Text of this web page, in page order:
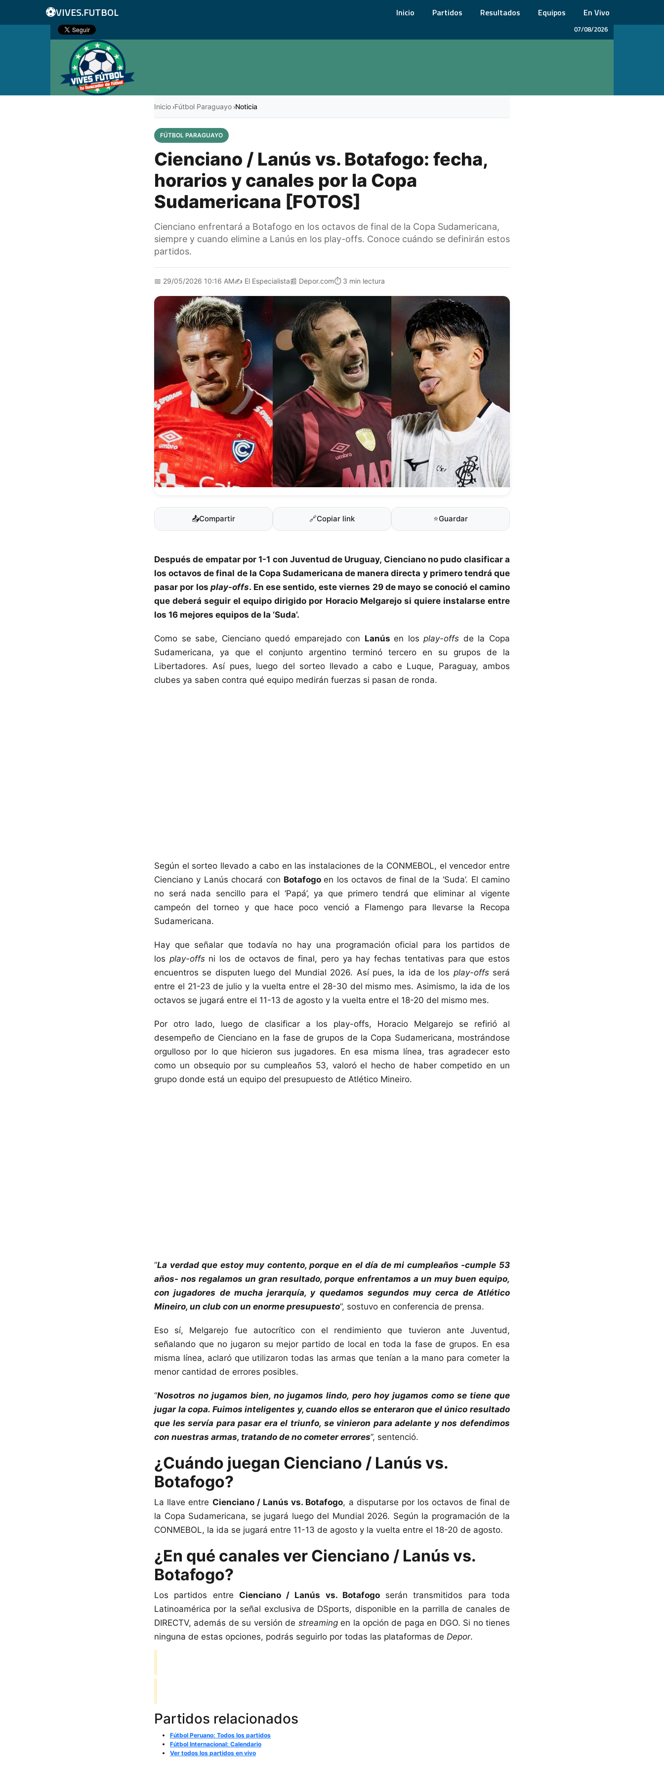
⚽VIVES.FUTBOL Inicio Partidos Resultados Equipos En Vivo
07/08/2026
Inicio ›Fútbol Paraguayo ›Noticia
FÚTBOL PARAGUAYO
Cienciano / Lanús vs. Botafogo: fecha,
horarios y canales por la Copa
Sudamericana [FOTOS]
Cienciano enfrentará a Botafogo en los octavos de final de la Copa Sudamericana,
siempre y cuando elimine a Lanús en los play-offs. Conoce cuándo se definirán estos
partidos.
📅 29/05/2026 10:16 AM✍️ El Especialista📰 Depor.com⏱️ 3 min lectura
📤Compartir 🔗Copiar link ⭐Guardar
Después de empatar por 1-1 con Juventud de Uruguay, Ciencianono pudo clasificar a
los octavos de final de la Copa Sudamericana de manera directa y primero tendrá que
pasar por losplay-offs. En ese sentido, este viernes 29 de mayo se conoció el camino
que deberá seguir el equipo dirigido por Horacio Melgarejo si quiere instalarse entre
los 16 mejores equipos de la ‘Suda’.
Como se sabe, Cienciano quedó emparejado con Lanúsen losplay-offs de la Copa
Sudamericana, ya que el conjunto argentino terminó tercero en su grupos de la
Libertadores. Así pues, luego del sorteo llevado a cabo e Luque, Paraguay, ambos
clubes ya saben contra qué equipo medirán fuerzas si pasan de ronda.
Según el sorteo llevado a cabo en las instalaciones de la CONMEBOL, el vencedor entre
Cienciano y Lanús chocará con Botafogoen los octavos de final de la ‘Suda’. El camino
no será nada sencillo para el ‘Papá’, ya que primero tendrá que eliminar al vigente
campeón del torneo y que hace poco venció a Flamengo para llevarse la Recopa
Sudamericana.
Hay que señalar que todavía no hay una programación oficial para los partidos de
los play-offsni los de octavos de final, pero ya hay fechas tentativas para que estos
encuentros se disputen luego del Mundial 2026. Así pues, la ida de los play-offsserá
entre el 21-23 de julio y la vuelta entre el 28-30 del mismo mes. Asimismo, la ida de los
octavos se jugará entre el 11-13 de agosto y la vuelta entre el 18-20 del mismo mes.
Por otro lado, luego de clasificar a los play-offs, Horacio Melgarejo se refirió al
desempeño de Cienciano en la fase de grupos de la Copa Sudamericana, mostrándose
orgulloso por lo que hicieron sus jugadores. En esa misma línea, tras agradecer esto
como un obsequio por su cumpleaños 53, valoró el hecho de haber competido en un
grupo donde está un equipo del presupuesto de Atlético Mineiro.
“La verdad que estoy muy contento, porque en el día de mi cumpleaños -cumple 53
años- nos regalamos un gran resultado, porque enfrentamos a un muy buen equipo,
con jugadores de mucha jerarquía, y quedamos segundos muy cerca de Atlético
Mineiro, un club con un enorme presupuesto”, sostuvo en conferencia de prensa.
Eso sí, Melgarejo fue autocrítico con el rendimiento que tuvieron ante Juventud,
señalando que no jugaron su mejor partido de local en toda la fase de grupos. En esa
misma línea, aclaró que utilizaron todas las armas que tenían a la mano para cometer la
menor cantidad de errores posibles.
“Nosotros no jugamos bien, no jugamos lindo, pero hoy jugamos como se tiene que
jugar la copa. Fuimos inteligentes y, cuando ellos se enteraron que el único resultado
que les servía para pasar era el triunfo, se vinieron para adelante y nos defendimos
con nuestras armas, tratando de no cometer errores”, sentenció.
¿Cuándo juegan Cienciano / Lanús vs.
Botafogo?
La llave entre Cienciano / Lanús vs. Botafogo, a disputarse por los octavos de final de
la Copa Sudamericana, se jugará luego del Mundial 2026. Según la programación de la
CONMEBOL, la ida se jugará entre 11-13 de agosto y la vuelta entre el 18-20 de agosto.
¿En qué canales ver Cienciano / Lanús vs.
Botafogo?
Los partidos entre Cienciano / Lanús vs. Botafogoserán transmitidos para toda
Latinoamérica por la señal exclusiva de DSports, disponible en la parrilla de canales de
DIRECTV, además de su versión de streamingen la opción de paga en DGO. Si no tienes
ninguna de estas opciones, podrás seguirlo por todas las plataformas de Depor.
Partidos relacionados
Fútbol Peruano: Todos los partidos
Fútbol Internacional: Calendario
Ver todos los partidos en vivo